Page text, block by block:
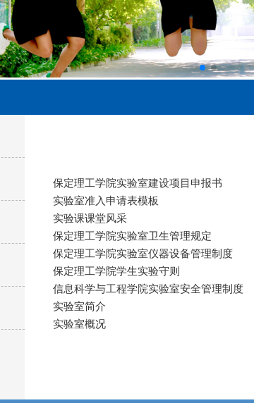
保定理工学院实验室建设项目申报书
实验室准入申请表模板
实验课课堂风采
保定理工学院实验室卫生管理规定
保定理工学院实验室仪器设备管理制度
保定理工学院学生实验守则
信息科学与工程学院实验室安全管理制度
实验室简介
实验室概况